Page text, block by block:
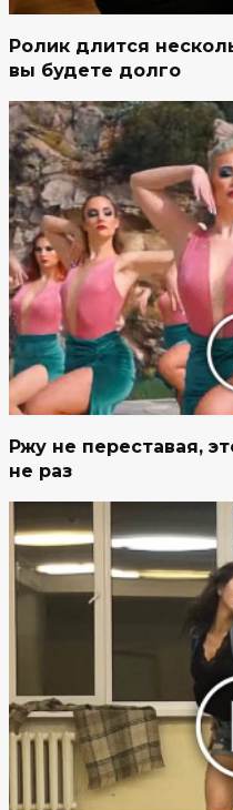
Ролик длится
вы будете долго
Ржу не переставая,
не раз